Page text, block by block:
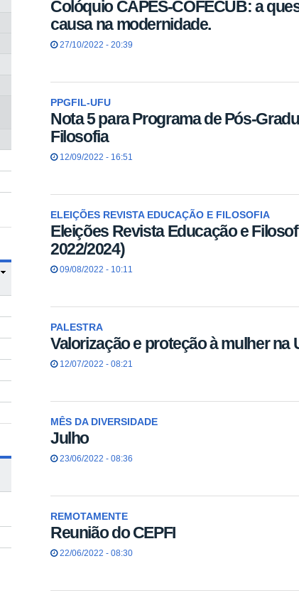
Colóquio CAPES-COFECUB: a
causa na modernidade.
27/10/2022 - 20:39
PPGFIL-UFU
Nota 5 para Programa de Pós-
Filosofia
12/09/2022 - 16:51
ELEIÇÕES REVISTA EDUCAÇÃO E FILOSOFIA
Eleições Revista Educação e
2022/2024)
09/08/2022 - 10:11
PALESTRA
Valorização e proteção à mulher na
12/07/2022 - 08:21
MÊS DA DIVERSIDADE
Julho
23/06/2022 - 08:36
REMOTAMENTE
Reunião do CEPFI
22/06/2022 - 08:30